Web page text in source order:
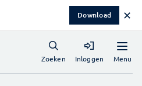
Download ✕
Menu
Zoeken Inloggen